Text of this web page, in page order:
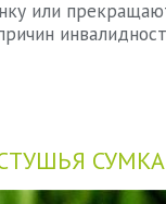
или
СУМКА